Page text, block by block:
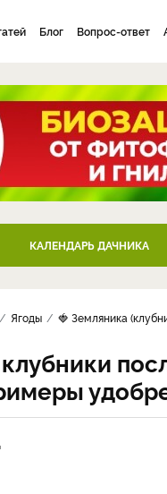
Блог Вопрос-ответ
КАЛЕНДАРЬ ДАЧНИКА
Ягоды 🍓 Земляника